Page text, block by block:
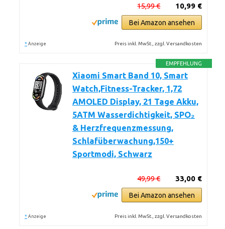
10,99 €
15,99 €
Bei Amazon ansehen
* Anzeige Preis inkl. MwSt., zzgl. Versandkosten
EMPFEHLUNG
Xiaomi Smart Band 10, Smart
Watch,Fitness-Tracker, 1,72
AMOLED Display, 21 Tage Akku,
5ATM Wasserdichtigkeit, SPO₂
& Herzfrequenzmessung,
Schlafüberwachung,150+
Sportmodi, Schwarz
33,00 €
49,99 €
Bei Amazon ansehen
* Anzeige Preis inkl. MwSt., zzgl. Versandkosten